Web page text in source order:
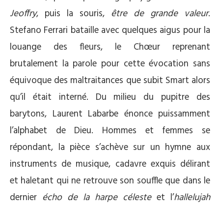
Jeoffry, puis la souris, être de grande valeur.
Stefano Ferrari bataille avec quelques aigus pour la
louange des fleurs, le Chœur reprenant
brutalement la parole pour cette évocation sans
équivoque des maltraitances que subit Smart alors
qu’il était interné. Du milieu du pupitre des
barytons, Laurent Labarbe énonce puissamment
l’alphabet de Dieu. Hommes et femmes se
répondant, la pièce s’achève sur un hymne aux
instruments de musique, cadavre exquis délirant
et haletant qui ne retrouve son souffle que dans le
dernier écho de la harpe célesteet l’hallelujah